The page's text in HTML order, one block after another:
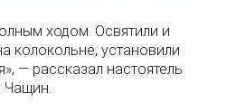
ходом. Освятили и
колокольне, установили
— рассказал настоятель
Чащин.